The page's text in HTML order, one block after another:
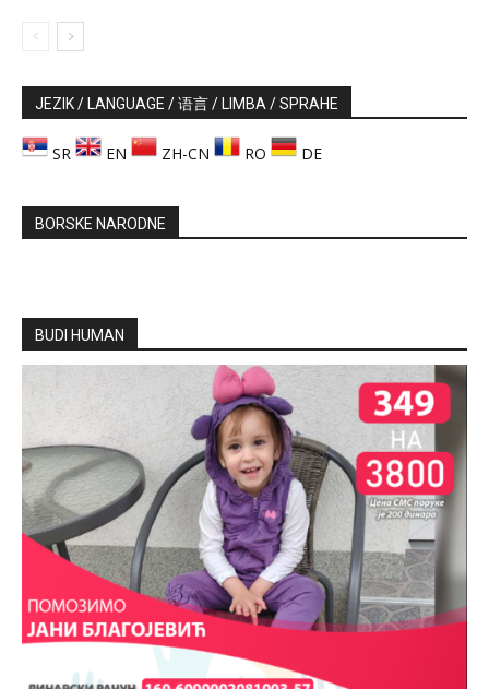
JEZIK / LANGUAGE / 语言 / LIMBA / SPRAHE
SR EN ZH-CN RO DE
BORSKE NARODNE
BUDI HUMAN